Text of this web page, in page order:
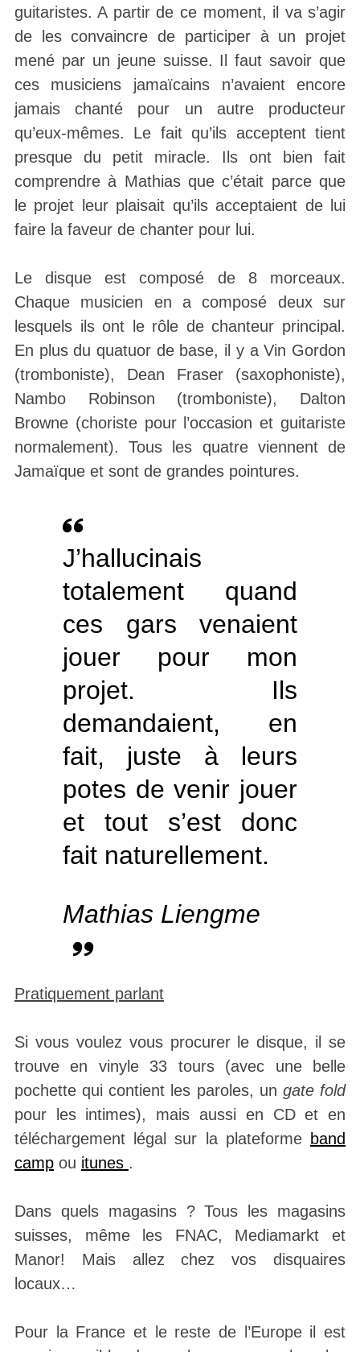
guitaristes. A partir de ce moment, il va s’agir
de les convaincre de participer à un projet
mené par un jeune suisse. Il faut savoir que
ces musiciens jamaïcains n’avaient encore
jamais chanté pour un autre producteur
qu’eux-mêmes. Le fait qu’ils acceptent tient
presque du petit miracle. Ils ont bien fait
comprendre à Mathias que c’était parce que
le projet leur plaisait qu’ils acceptaient de lui
faire la faveur de chanter pour lui.
Le disque est composé de 8 morceaux.
Chaque musicien en a composé deux sur
lesquels ils ont le rôle de chanteur principal.
En plus du quatuor de base, il y a Vin Gordon
(tromboniste), Dean Fraser (saxophoniste),
Nambo Robinson (tromboniste), Dalton
Browne (choriste pour l’occasion et guitariste
normalement). Tous les quatre viennent de
Jamaïque et sont de grandes pointures.
J’hallucinais
totalement quand
ces gars venaient
jouer pour mon
projet. Ils
demandaient, en
fait, juste à leurs
potes de venir jouer
et tout s’est donc
fait naturellement.
Mathias Liengme
Pratiquement parlant
Si vous voulez vous procurer le disque, il se
trouve en vinyle 33 tours (avec une belle
pochette qui contient les paroles, un gate fold
pour les intimes), mais aussi en CD et en
téléchargement légal sur la plateforme band
campou itunes .
Dans quels magasins ? Tous les magasins
suisses, même les FNAC, Mediamarkt et
Manor! Mais allez chez vos disquaires
locaux…
Pour la France et le reste de l’Europe il est